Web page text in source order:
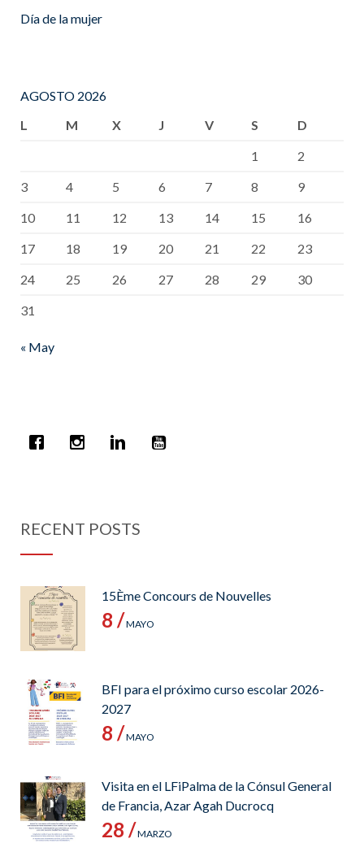
Día de la mujer
AGOSTO 2026
L
M X J V S
D
1
2
3
4 5 6 7 8
9
10
11 12 13 14 15
16
17
18 19 20 21 22
23
24
25 26 27 28 29
30
31
« May
RECENT POSTS
15Ème Concours de Nouvelles
8 /MAYO
BFI para el próximo curso escolar 2026-
2027
8 /MAYO
Visita en el LFiPalma de la Cónsul General
de Francia, Azar Agah Ducrocq
28 /MARZO